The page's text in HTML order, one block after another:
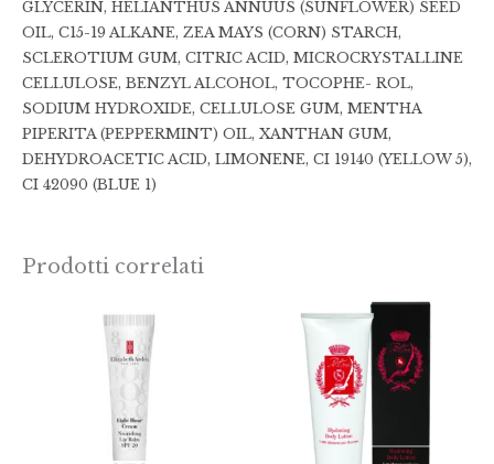
GLYCERIN, HELIANTHUS ANNUUS (SUNFLOWER) SEED
OIL, C15-19 ALKANE, ZEA MAYS (CORN) STARCH,
SCLEROTIUM GUM, CITRIC ACID, MICROCRYSTALLINE
CELLULOSE, BENZYL ALCOHOL, TOCOPHE- ROL,
SODIUM HYDROXIDE, CELLULOSE GUM, MENTHA
PIPERITA (PEPPERMINT) OIL, XANTHAN GUM,
DEHYDROACETIC ACID, LIMONENE, CI 19140 (YELLOW 5),
CI 42090 (BLUE 1)
Prodotti correlati